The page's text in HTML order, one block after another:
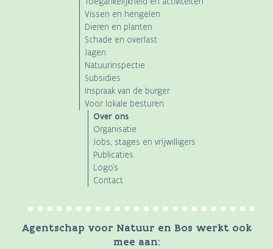
Vissen en hengelen
Dieren en planten
Schade en overlast
Jagen
Natuurinspectie
Subsidies
Inspraak van de burger
Voor lokale besturen
Over ons
Organisatie
Jobs, stages en vrijwilligers
Publicaties
Logo's
Contact
Agentschap voor Natuur en Bos werkt ook
mee aan: